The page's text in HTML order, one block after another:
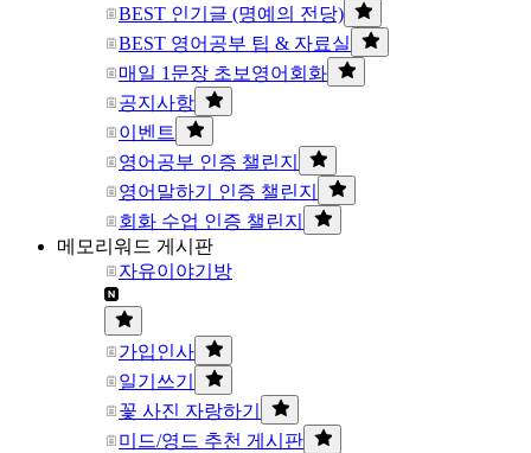
BEST 인기글 (명예의 전당)
BEST 영어공부 팁 & 자료실
매일 1문장 초보영어회화
공지사항
이벤트
영어공부 인증 챌린지
영어말하기 인증 챌린지
회화 수업 인증 챌린지
메모리워드 게시판
자유이야기방
가입인사
일기쓰기
꽃 사진 자랑하기
미드/영드 추천 게시판